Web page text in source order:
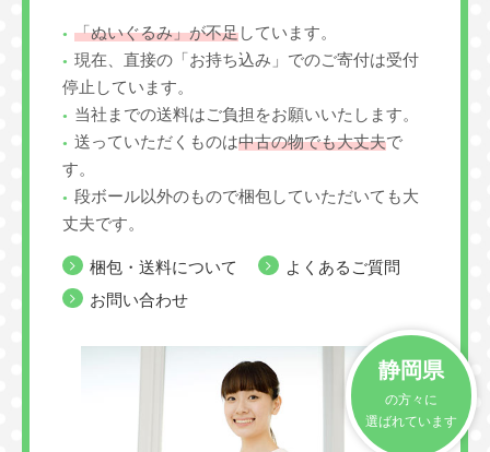
「ぬいぐるみ」が不足しています。
現在、直接の「お持ち込み」でのご寄付は受付
停止しています。
当社までの送料はご負担をお願いいたします。
送っていただくものは中古の物でも大丈夫で
す。
段ボール以外のもので梱包していただいても大
丈夫です。
梱包・送料について
よくあるご質問
お問い合わせ
静岡県
の方々に
選ばれています